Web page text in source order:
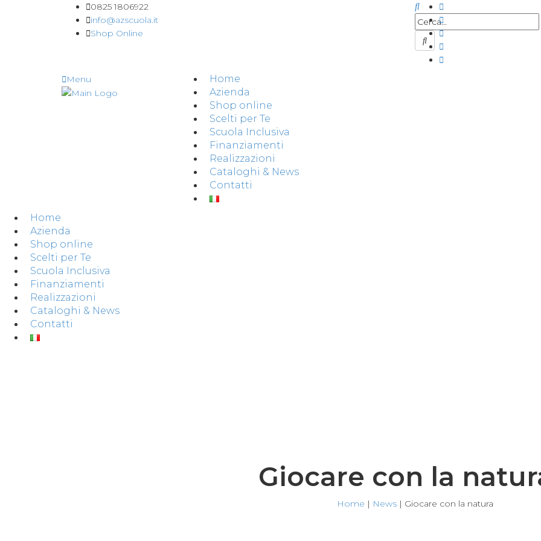
0825 1806922
info@azscuola.it
Shop Online
Menu
Home
Azienda
Shop online
Scelti per Te
Scuola Inclusiva
Finanziamenti
Realizzazioni
Cataloghi & News
Contatti
Home
Azienda
Shop online
Scelti per Te
Scuola Inclusiva
Finanziamenti
Realizzazioni
Cataloghi & News
Contatti
Giocare con la
Home | News| Giocare con la natura